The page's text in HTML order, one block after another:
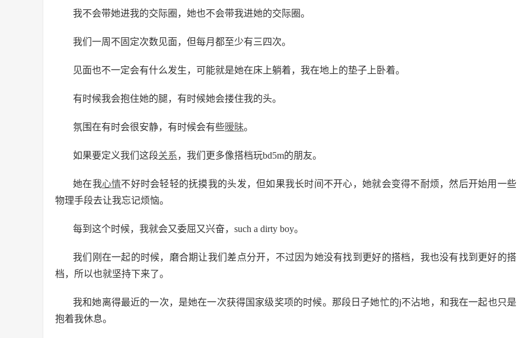
我不会带她进我的交际圈，她也不会带我进她的交际圈。
我们一周不固定次数见面，但每月都至少有三四次。
见面也不一定会有什么发生，可能就是她在床上躺着，我在地上的垫子上卧着。
有时候我会抱住她的腿，有时候她会搂住我的头。
氛围在有时会很安静，有时候会有些暧昧。
如果要定义我们这段关系，我们更多像搭档玩bd5m的朋友。
她在我心情不好时会轻轻的抚摸我的头发，但如果我长时间不开心，她就会变得不耐烦，然后开始用一些
物理手段去让我忘记烦恼。
每到这个时候，我就会又委屈又兴奋，such a dirty boy。
我们刚在一起的时候，磨合期让我们差点分开，不过因为她没有找到更好的搭档，我也没有找到更好的搭
档，所以也就坚持下来了。
我和她离得最近的一次，是她在一次获得国家级奖项的时候。那段日子她忙的j不沾地，和我在一起也只是
抱着我休息。